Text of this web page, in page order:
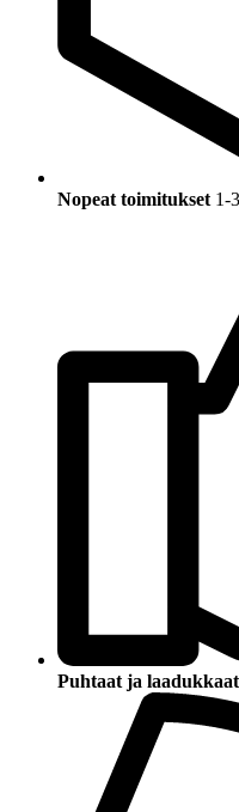
Nopeat toimitukset 1-
Puhtaat ja laadukkaat